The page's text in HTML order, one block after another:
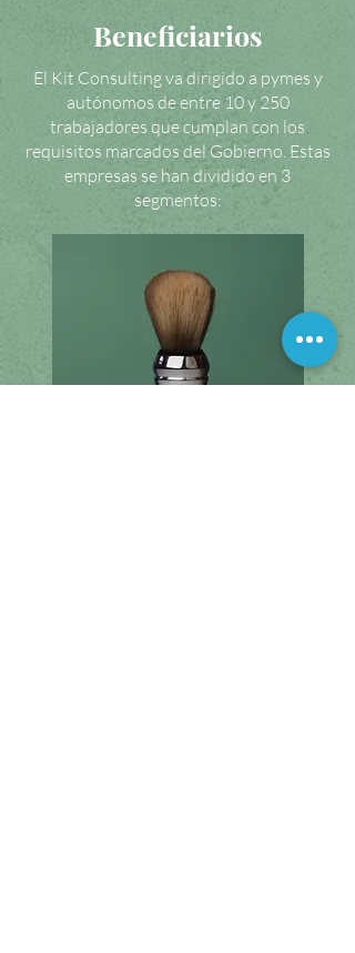
Beneficiarios
El Kit Consulting va dirigido a pymes y
autónomos de entre 10 y 250
trabajadores que cumplan con los
requisitos marcados del Gobierno. Estas
empresas se han dividido en 3
segmentos: